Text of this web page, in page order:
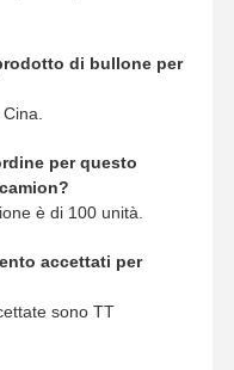
di bullone per
per questo
è di 100 unità.
accettati per
sono TT